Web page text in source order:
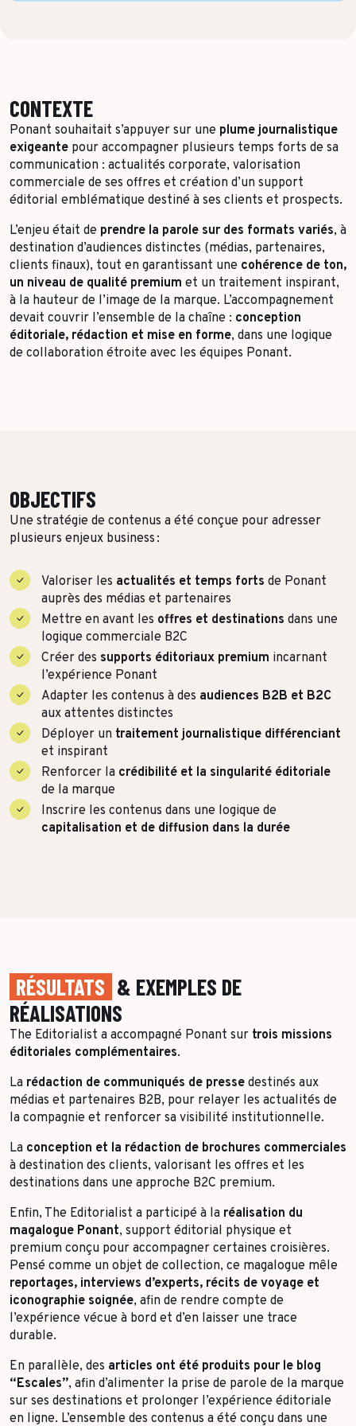
CONTEXTE
Ponant souhaitait s’appuyer sur une plume journalistique
exigeante pour accompagner plusieurs temps forts de sa
communication : actualités corporate, valorisation
commerciale de ses offres et création d’un support
éditorial emblématique destiné à ses clients et prospects.
L’enjeu était de prendre la parole sur des formats variés, à
destination d’audiences distinctes (médias, partenaires,
clients finaux), tout en garantissant une cohérence de ton,
un niveau de qualité premium et un traitement inspirant,
à la hauteur de l’image de la marque. L’accompagnement
devait couvrir l’ensemble de la chaîne : conception
éditoriale, rédaction et mise en forme, dans une logique
de collaboration étroite avec les équipes Ponant.
OBJECTIFS
Une stratégie de contenus a été conçue pour adresser
plusieurs enjeux business :
Valoriser les actualités et temps forts de Ponant
auprès des médias et partenaires
Mettre en avant les offres et destinations dans une
logique commerciale B2C
Créer des supports éditoriaux premium incarnant
l’expérience Ponant
Adapter les contenus à des audiences B2B et B2C
aux attentes distinctes
Déployer un traitement journalistique différenciant
et inspirant
Renforcer la crédibilité et la singularité éditoriale
de la marque
Inscrire les contenus dans une logique de
capitalisation et de diffusion dans la durée
RÉSULTATS & EXEMPLES DE
RÉALISATIONS
The Editorialist a accompagné Ponant sur trois missions
éditoriales complémentaires.
La rédaction de communiqués de presse destinés aux
médias et partenaires B2B, pour relayer les actualités de
la compagnie et renforcer sa visibilité institutionnelle.
La conception et la rédaction de brochures commerciales
à destination des clients, valorisant les offres et les
destinations dans une approche B2C premium.
Enfin, The Editorialist a participé à la réalisation du
magalogue Ponant, support éditorial physique et
premium conçu pour accompagner certaines croisières.
Pensé comme un objet de collection, ce magalogue mêle
reportages, interviews d’experts, récits de voyage et
iconographie soignée, afin de rendre compte de
l’expérience vécue à bord et d’en laisser une trace
durable.
En parallèle, des articles ont été produits pour le blog
“Escales”, afin d’alimenter la prise de parole de la marque
sur ses destinations et prolonger l’expérience éditoriale
en ligne. L’ensemble des contenus a été conçu dans une